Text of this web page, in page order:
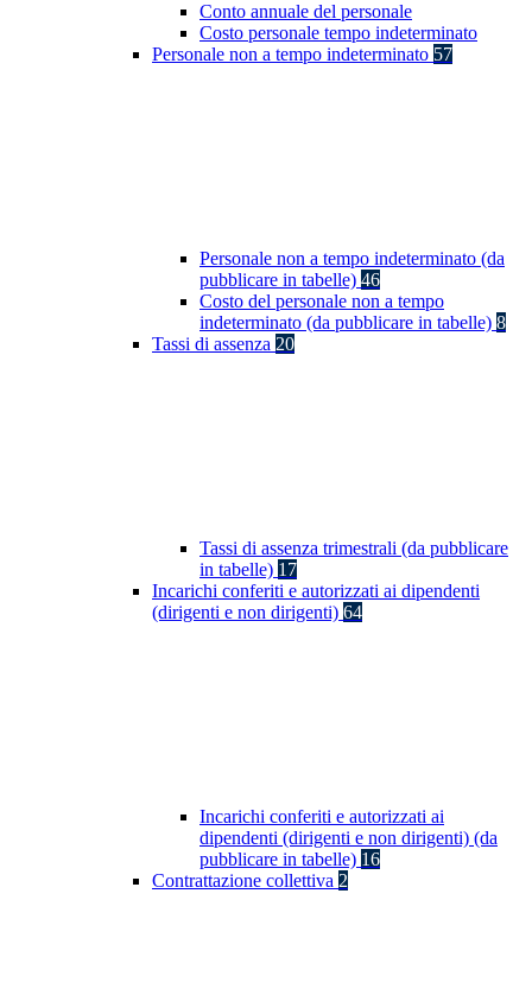
Conto annuale del personale
Costo personale tempo indeterminato
Personale non a tempo indeterminato 57
Personale non a tempo indeterminato (da
pubblicare in tabelle) 46
Costo del personale non a tempo
indeterminato (da pubblicare in tabelle) 8
Tassi di assenza 20
Tassi di assenza trimestrali (da pubblicare
in tabelle) 17
Incarichi conferiti e autorizzati ai dipendenti
(dirigenti e non dirigenti) 64
Incarichi conferiti e autorizzati ai
dipendenti (dirigenti e non dirigenti) (da
pubblicare in tabelle) 16
Contrattazione collettiva 2